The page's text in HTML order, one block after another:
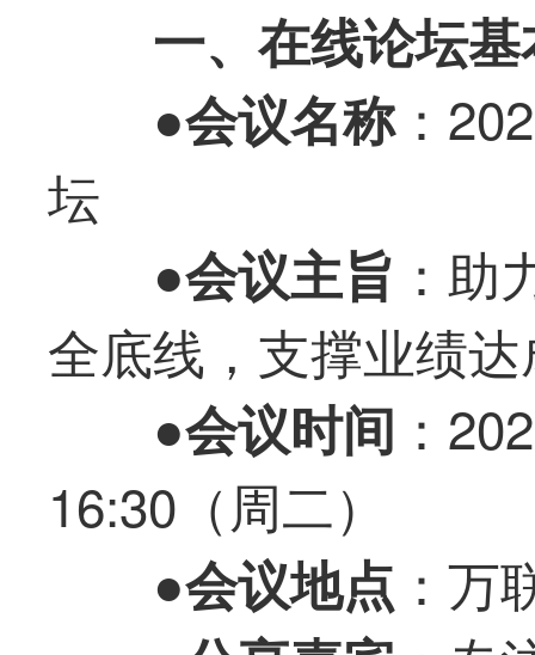
一、在线论坛
●会议名称：
坛
●会议主旨 ：
全底线，支撑业绩
●会议时间 ：
16:30（周二）
●会议地点 ：